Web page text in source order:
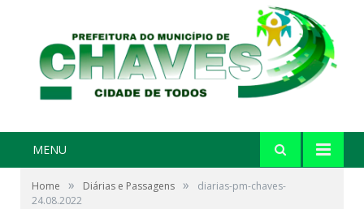
MENU
Home » Diárias e Passagens »
diarias-pm-chaves-
24.08.2022